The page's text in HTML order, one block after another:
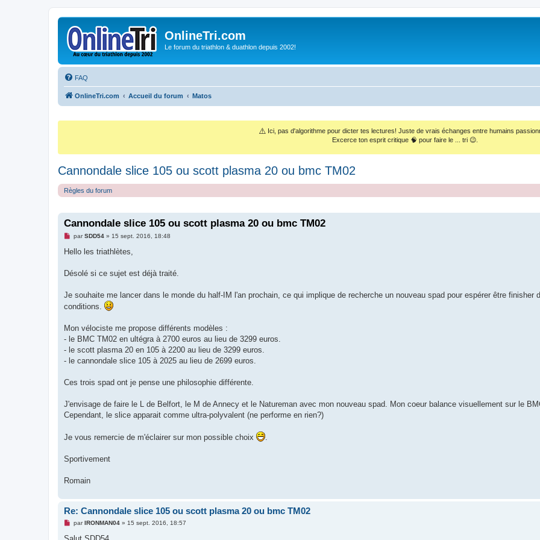
OnlineTri.com
Le forum du triathlon & duathlon depuis 2002!
FAQ
OnlineTri.com Accueil du forum Matos
⚠️ Ici, pas d'algorithme pour dicter tes lectures! Juste de vrais échanges entre humains
Excerce ton esprit critique 🧠 pour faire le ... tri 😉.
Cannondale slice 105 ou scott plasma 20 ou bmc TM02
Règles du forum
Cannondale slice 105 ou scott plasma 20 ou bmc TM02
M
s
g
o
l
parSDD54» 15 sept. 2016, 18:48
Hello les triathlètes,
Désolé si ce sujet est déjà traité.
Je souhaite me lancer dans le monde du half-IM l'an prochain, ce qui implique de recherche un nouveau spad pour espérer être finisher
conditions.
Mon vélociste me propose différents modèles :
- le BMC TM02 en ultégra à 2700 euros au lieu de 3299 euros.
- le scott plasma 20 en 105 à 2200 au lieu de 3299 euros.
- le cannondale slice 105 à 2025 au lieu de 2699 euros.
Ces trois spad ont je pense une philosophie différente.
J'envisage de faire le L de Belfort, le M de Annecy et le Natureman avec mon nouveau spad. Mon coeur balance visuellement sur le
Cependant, le slice apparait comme ultra-polyvalent (ne performe en rien?)
Je vous remercie de m'éclairer sur mon possible choix .
Sportivement
Romain
Re: Cannondale slice 105 ou scott plasma 20 ou bmc TM02
M
s
parIRONMAN04» 15 sept. 2016, 18:57